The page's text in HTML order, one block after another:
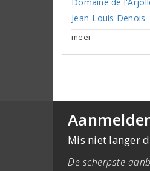
Jean-Louis Denois
meer
Mis niet langer
De scherpste